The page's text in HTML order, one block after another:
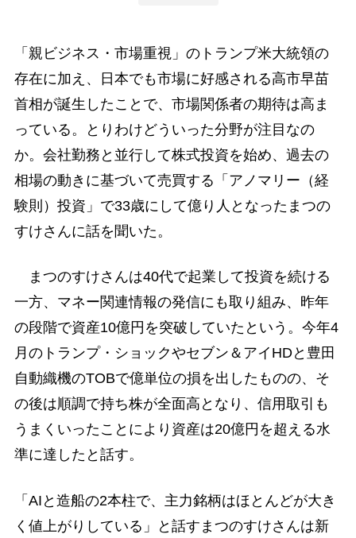
「親ビジネス・市場重視」のトランプ米大統領の
存在に加え、日本でも市場に好感される高市早苗
首相が誕生したことで、市場関係者の期待は高ま
っている。とりわけどういった分野が注目なの
か。会社勤務と並行して株式投資を始め、過去の
相場の動きに基づいて売買する「アノマリー（経
験則）投資」で33歳にして億り人となったまつの
すけさんに話を聞いた。
まつのすけさんは40代で起業して投資を続ける
一方、マネー関連情報の発信にも取り組み、昨年
の段階で資産10億円を突破していたという。今年4
月のトランプ・ショックやセブン＆アイHDと豊田
自動織機のTOBで億単位の損を出したものの、そ
の後は順調で持ち株が全面高となり、信用取引も
うまくいったことにより資産は20億円を超える水
準に達したと話す。
「AIと造船の2本柱で、主力銘柄はほとんどが大き
く値上がりしている」と話すまつのすけさんは新